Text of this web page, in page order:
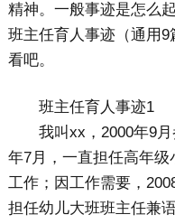
精神。一般事迹是怎么
班主任育人事迹（通用
看吧。
班主任育人事迹1
我叫xx，2000年9
年7月，一直担任高年
工作；因工作需要，
担任幼儿大班班主任兼